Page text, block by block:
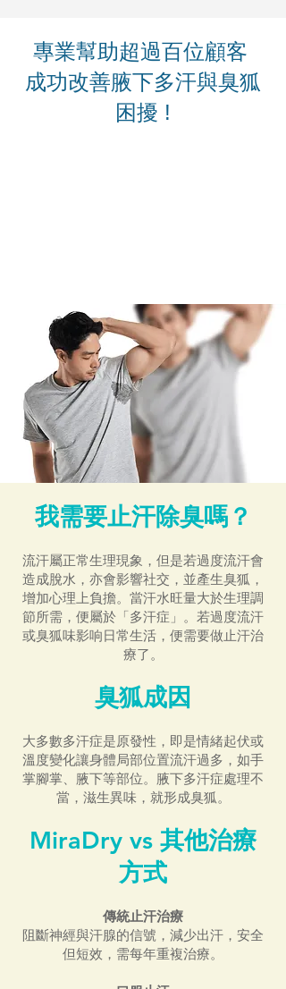
專業幫助超過百位顧客
成功改善腋下多汗與臭狐
困擾 !​
我需要止汗除臭嗎？
流汗屬正常生理現象，但是若過度流汗會
造成脫水，亦會影響社交，並產生臭狐，
增加心理上負擔。當汗水旺量大於生理調
節所需，便屬於「多汗症」。若過度流汗
或臭狐味影响日常生活，便需要做止汗治
療了。
臭狐成因
大多數多汗症是原發性，即是情緒起伏或
溫度變化讓身體局部位置流汗過多，如手
掌腳掌、腋下等部位。腋下多汗症處理不
當，滋生異味，就形成臭狐。
MiraDry vs 其他治療
方式
傳統止汗治療
阻斷神經與汗腺的信號，減少出汗，安全
但短效，需每年重複治療。